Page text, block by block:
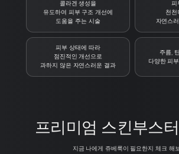
콜라겐 생성을
유도하여 피부 구조 개선에
도움을 주는 시술
피
천천
자연스
피부 상태에 따라
점진적인 개선으로
과하지 않은 자연스러운 결과
주름,
다양한 피
프리미엄 스킨부스터
지금 나에게 쥬베룩이 필요한지 체크 해